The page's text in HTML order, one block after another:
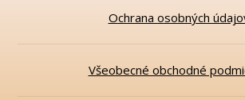
Ochrana osobných
Všeobecné obchodné